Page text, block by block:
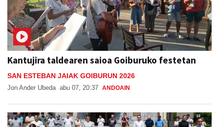
Kantujira taldearen saioa Goiburuko festetan
SAN ESTEBAN JAIAK GOIBURUN 2026
Jon Ander Ubeda abu 07, 20:37 ANDOAIN